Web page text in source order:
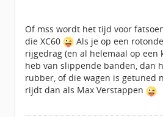
Of mss wordt het tijd voor
die XC60
Als je op een
rijgedrag (en al helemaal op een
heb van slippende banden, dan
rubber, of die wagen is getuned
rijdt dan als Max Verstappen